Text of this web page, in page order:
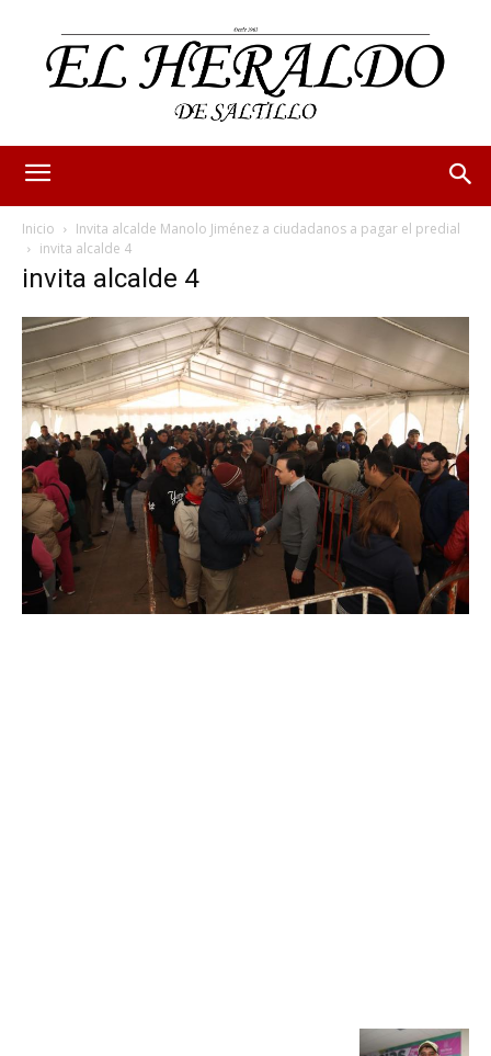
Inicio
Invita alcalde Manolo Jiménez a ciudadanos a pagar el predial
invita alcalde 4
invita alcalde 4